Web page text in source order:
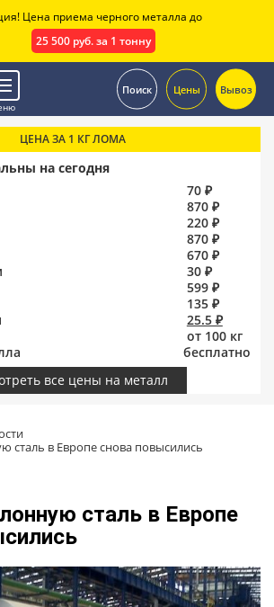
Поиск Цены Вывоз
ЦЕНА ЗА 1 КГ ЛОМА
на сегодня
70 ₽
870 ₽
220 ₽
870 ₽
670 ₽
30 ₽
599 ₽
135 ₽
25.5 ₽
от 100 кг
бесплатно
все цены на металл
сталь в Европе снова повысились
сталь в Европе
Цена приема черного металла до
25 500 руб. за 1 тонну
.